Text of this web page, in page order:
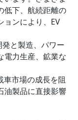
低下、航続距離の
ョンにより、EV
と製造、パワー
電力生産、鉱業な
車市場の成長を阻
油製品に直接影響